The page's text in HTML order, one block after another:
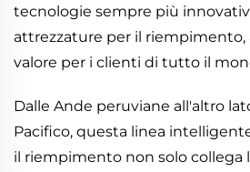
tecnologie sempre più
attrezzature per il riempimento,
valore per i clienti di tutto il
Dalle Ande peruviane all'altro
Pacifico, questa linea
il riempimento non solo collega